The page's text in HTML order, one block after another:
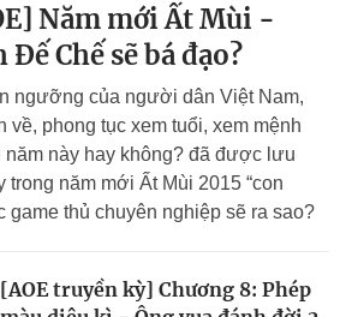
Năm mới Ất Mùi -
Chế sẽ bá đạo?
ngưỡng của người dân Việt Nam,
về, phong tục xem tuổi, xem mệnh
này hay không? đã được lưu
trong năm mới Ất Mùi 2015 “con
game thủ chuyên nghiệp sẽ ra sao?
[AOE truyền kỳ] Chương 8: Phép